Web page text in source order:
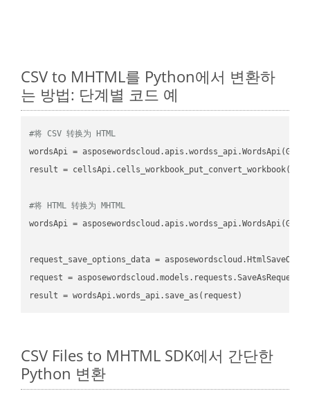
CSV to MHTML를 Python에서 변환하
는 방법: 단계별 코드 예
#将 CSV 转换为 HTML
wordsApi =
result =
#将 HTML 转换为 MHTML
wordsApi =
request_save_options_data =
request
result
CSV Files to MHTML SDK에서 간단한
Python 변환